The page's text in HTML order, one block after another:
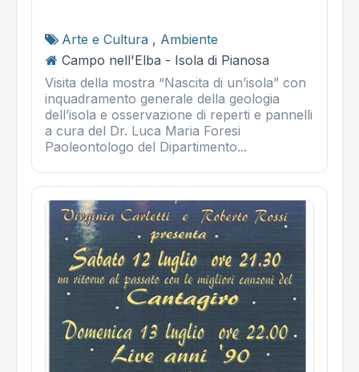
Arte e Cultura , Ambiente
Campo nell'Elba - Isola di Pianosa
Visita della mostra “Nascita di un’isola” con
inquadramento generale della geologia
dell’isola e osservazione di reperti e pannelli
a cura del Dr. Luca Maria Foresi
Paoleontologo del Dipartimento...